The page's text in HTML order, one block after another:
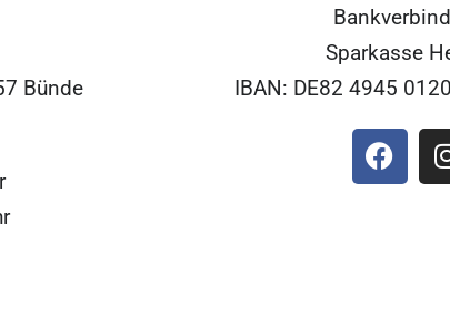
Bünde
Sparkasse
IBAN: DE82 4945